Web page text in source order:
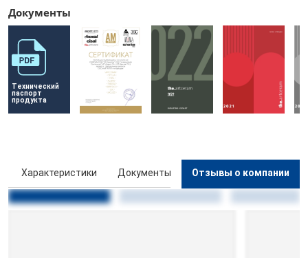
Документы
Технический
паспорт
продукта
Характеристики Документы Отзывы о компании